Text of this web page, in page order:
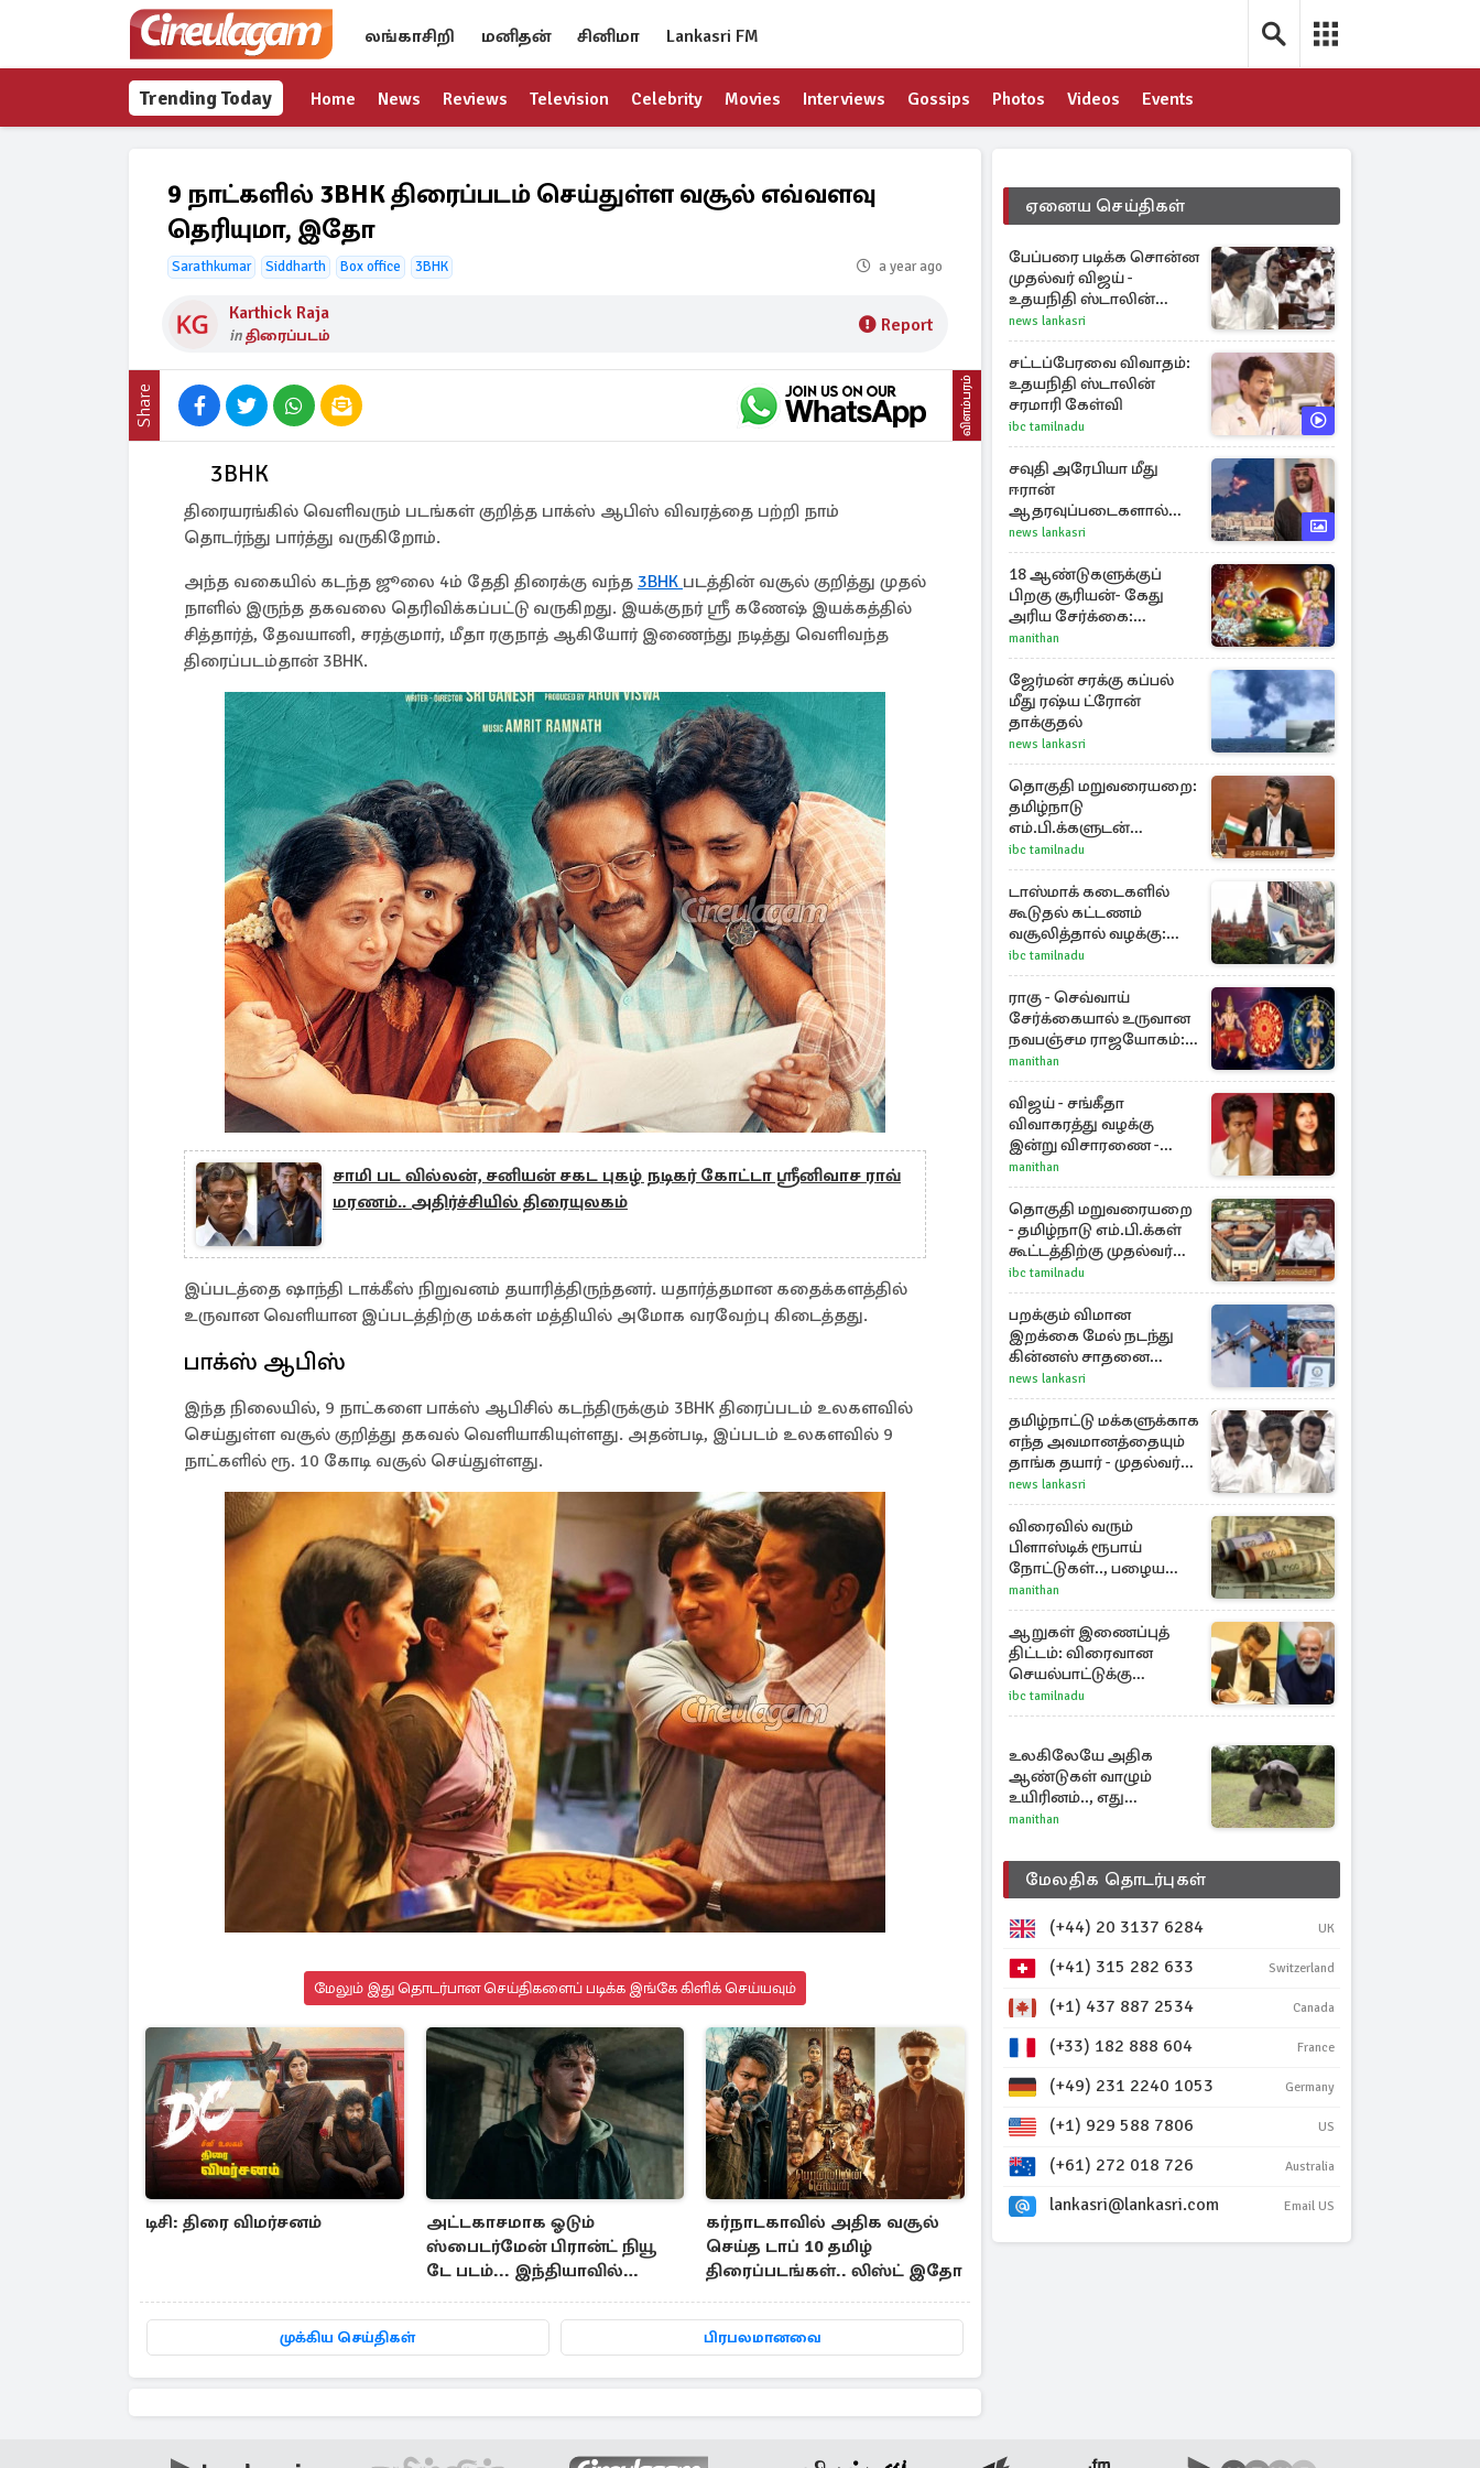
லங்காசிறி மனிதன் சினிமா Lankasri FM
Trending Today Home News Reviews Television Celebrity Movies Interviews Gossips Photos Videos Events
9 நாட்களில் 3BHK திரைப்படம் செய்துள்ள வசூல் எவ்வளவு
தெரியுமா, இதோ
Sarathkumar Siddharth Box office 3BHK a year ago
Karthick Raja
inதிரைப்படம் Report
Share விளம்பரம்
3BHK
திரையரங்கில் வெளிவரும் படங்கள் குறித்த பாக்ஸ் ஆபிஸ் விவரத்தை பற்றி நாம்
தொடர்ந்து பார்த்து வருகிறோம்.
அந்த வகையில் கடந்த ஜூலை 4ம் தேதி திரைக்கு வந்த 3BHK படத்தின் வசூல் குறித்து முதல்
நாளில் இருந்த தகவலை தெரிவிக்கப்பட்டு வருகிறது. இயக்குநர் ஸ்ரீ கணேஷ் இயக்கத்தில்
சித்தார்த், தேவயானி, சரத்குமார், மீதா ரகுநாத் ஆகியோர் இணைந்து நடித்து வெளிவந்த
திரைப்படம்தான் 3BHK.
சாமி பட வில்லன், சனியன் சகட புகழ் நடிகர் கோட்டா ஸ்ரீனிவாச ராவ்
மரணம்.. அதிர்ச்சியில் திரையுலகம்
இப்படத்தை ஷாந்தி டாக்கீஸ் நிறுவனம் தயாரித்திருந்தனர். யதார்த்தமான கதைக்களத்தில்
உருவான வெளியான இப்படத்திற்கு மக்கள் மத்தியில் அமோக வரவேற்பு கிடைத்தது.
பாக்ஸ் ஆபிஸ்
இந்த நிலையில், 9 நாட்களை பாக்ஸ் ஆபிசில் கடந்திருக்கும் 3BHK திரைப்படம் உலகளவில்
செய்துள்ள வசூல் குறித்து தகவல் வெளியாகியுள்ளது. அதன்படி, இப்படம் உலகளவில் 9
நாட்களில் ரூ. 10 கோடி வசூல் செய்துள்ளது.
மேலும் இது தொடர்பான செய்திகளைப் படிக்க இங்கே கிளிக் செய்யவும்
டிசி: திரை விமர்சனம்
அட்டகாசமாக ஓடும்
ஸ்பைடர்மேன் பிரான்ட் நியூ
டே படம்... இந்தியாவில்
கர்நாடகாவில் அதிக வசூல்
செய்த டாப் 10 தமிழ்
திரைப்படங்கள்.. லிஸ்ட் இதோ
முக்கிய செய்திகள் பிரபலமானவை
ஏனைய செய்திகள்
பேப்பரை படிக்க சொன்ன
முதல்வர் விஜய் -
உதயநிதி ஸ்டாலின்
கொடுத்த பதிலடி
news lankasri
சட்டப்பேரவை விவாதம்:
உதயநிதி ஸ்டாலின்
சரமாரி கேள்வி
ibc tamilnadu
சவுதி அரேபியா மீது
ஈரான்
ஆதரவுப்படைகளால்
இருமுனைத் தாக்குதல்:
நெருக்கடியில் மத்திய
கிழக்கு
news lankasri
18 ஆண்டுகளுக்குப்
பிறகு சூரியன்- கேது
அரிய சேர்க்கை:
அதிர்ஷ்டம் பெறும் 3
ராசிகள்!
manithan
ஜேர்மன் சரக்கு கப்பல்
மீது ரஷ்ய ட்ரோன்
தாக்குதல்
news lankasri
தொகுதி மறுவரையறை:
தமிழ்நாடு
எம்.பி.க்களுடன்
முதலமைச்சர் விஜய்
ஆலோசனை
ibc tamilnadu
டாஸ்மாக் கடைகளில்
கூடுதல் கட்டணம்
வசூலித்தால் வழக்கு:
சென்னை
உயர்நீதிமன்றம் உத்தரவு
ibc tamilnadu
ராகு - செவ்வாய்
சேர்க்கையால் உருவான
நவபஞ்சம ராஜயோகம்:
அதிர்ஷ்டம் பெறும் 3
ராசிகள்!
manithan
விஜய் - சங்கீதா
விவாகரத்து வழக்கு
இன்று விசாரணை -
காணொளி மூலம்
ஆஜராக வாய்ப்பு
manithan
தொகுதி மறுவரையறை
- தமிழ்நாடு எம்.பி.க்கள்
கூட்டத்திற்கு முதல்வர்
விஜய் அழைப்பு
ibc tamilnadu
பறக்கும் விமான
இறக்கை மேல் நடந்து
கின்னஸ் சாதனை
படைத்த 97 வயது
மூதாட்டி
news lankasri
தமிழ்நாட்டு மக்களுக்காக
எந்த அவமானத்தையும்
தாங்க தயார் - முதல்வர்
விஜய்
news lankasri
விரைவில் வரும்
பிளாஸ்டிக் ரூபாய்
நோட்டுகள்.., பழைய
காகித நோட்டுகள்
செல்லுமா?
manithan
ஆறுகள் இணைப்புத்
திட்டம்: விரைவான
செயல்பாட்டுக்கு
பிரதமருக்கு
முதலமைச்சர் கடிதம்
ibc tamilnadu
உலகிலேயே அதிக
ஆண்டுகள் வாழும்
உயிரினம்.., எது
தெரியுமா?
manithan
மேலதிக தொடர்புகள்
(+44) 20 3137 6284 UK
(+41) 315 282 633 Switzerland
(+1) 437 887 2534 Canada
(+33) 182 888 604 France
(+49) 231 2240 1053 Germany
(+1) 929 588 7806 US
(+61) 272 018 726 Australia
lankasri@lankasri.com Email US